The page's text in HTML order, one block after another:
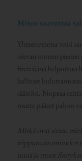
Miten saavuttaa
Yhteenvetona voisi
olevan monen pienen
firettäjänä helpottuu
hallitset
säästösi. Nopeaa
mutta pääset paljon
Mitkä ovat sinun
riippumattomuuden
minä ja muut